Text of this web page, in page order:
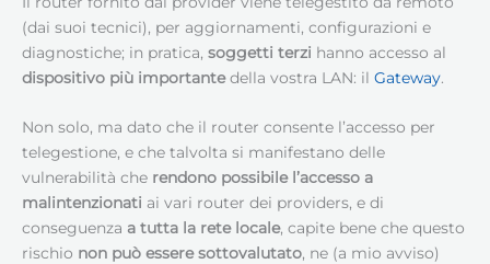
(dai suoi tecnici), per aggiornamenti, configurazioni e
diagnostiche; in pratica, soggetti terzi hanno accesso al
dispositivo più importantedella vostra LAN: il Gateway.
Non solo, ma dato che il router consente l’accesso per
telegestione, e che talvolta si manifestano delle
vulnerabilità che rendono possibile l’accesso a
malintenzionati ai vari router dei providers, e di
conseguenza a tutta la rete locale, capite bene che questo
rischio non può essere sottovalutato, ne (a mio avviso)